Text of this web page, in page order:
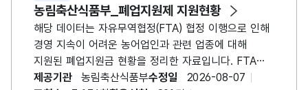
농림축산식품부_폐업지원제 지원현황
해당 데이터는 자유무역협정(FTA) 협정 이행으로 인해
경영 지속이 어려운 농어업인과 관련 업종에 대해
지원된 폐업지원금 현황을 정리한 자료입니다. FTA
체결 이후 수입 농축산물 증가와 가격 경쟁 심화로
제공기관 농림축산식품부수정일
2026-08-07